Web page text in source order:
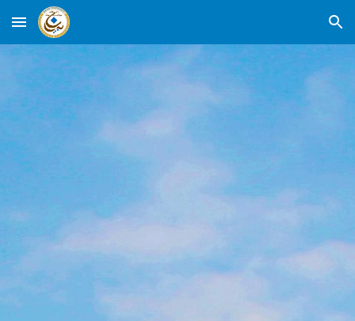
Skip to main content Skip to navigation